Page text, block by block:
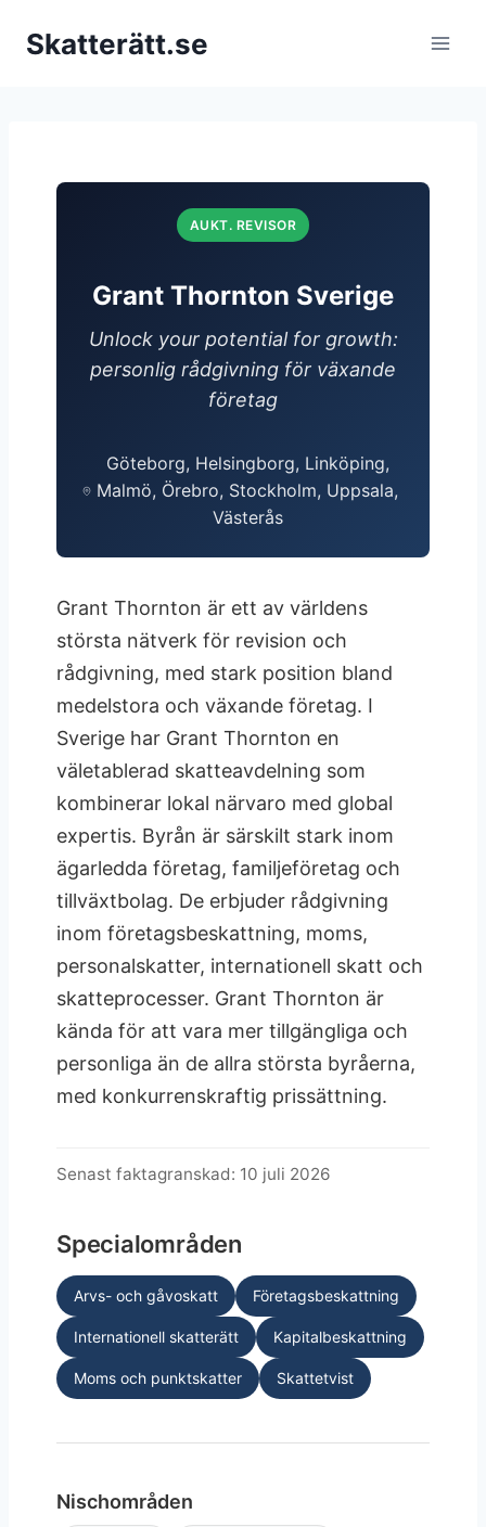
Skatterätt.se
AUKT. REVISOR
Grant Thornton Sverige
Unlock your potential for growth:
personlig rådgivning för växande
företag
Göteborg, Helsingborg, Linköping,
Malmö, Örebro, Stockholm, Uppsala,
Västerås
Grant Thornton är ett av världens
största nätverk för revision och
rådgivning, med stark position bland
medelstora och växande företag. I
Sverige har Grant Thornton en
väletablerad skatteavdelning som
kombinerar lokal närvaro med global
expertis. Byrån är särskilt stark inom
ägarledda företag, familjeföretag och
tillväxtbolag. De erbjuder rådgivning
inom företagsbeskattning, moms,
personalskatter, internationell skatt och
skatteprocesser. Grant Thornton är
kända för att vara mer tillgängliga och
personliga än de allra största byråerna,
med konkurrenskraftig prissättning.
Senast faktagranskad: 10 juli 2026
Specialområden
Arvs- och gåvoskatt Företagsbeskattning
Internationell skatterätt Kapitalbeskattning
Moms och punktskatter Skattetvist
Nischområden